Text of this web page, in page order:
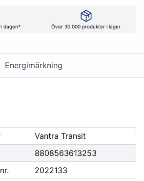
dagen* Över 30.000 produkter i lager
Energimärkning
Vantra Transit
8808563613253
2022133